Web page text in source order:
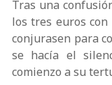
Tras una
los tres euros
conjurasen para
se hacía el
comienzo a su